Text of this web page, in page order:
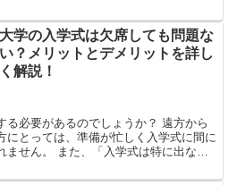
大学の入学式は欠席しても問題な
い？メリットとデメリットを詳し
く解説！
る必要があるのでしょうか？ 遠方から
にとっては、準備が忙しく入学式に間に
せん。 また、「入学式は特に出なく